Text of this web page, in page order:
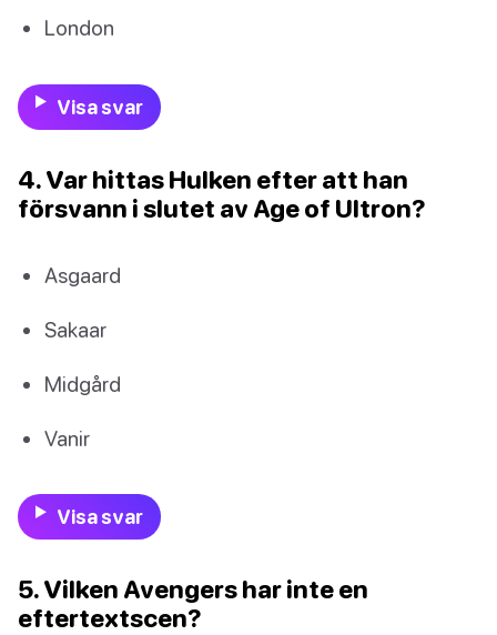
London
Visa svar
4. Var hittas Hulken efter att han
försvann i slutet av Age of Ultron?
Asgaard
Sakaar
Midgård
Vanir
Visa svar
5. Vilken Avengers har inte en
eftertextscen?